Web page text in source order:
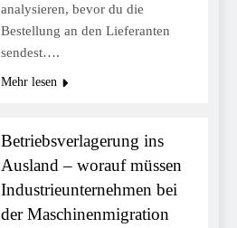
analysieren, bevor du die
Bestellung an den Lieferanten
sendest….
Mehr lesen
Betriebsverlagerung ins
Ausland – worauf müssen
Industrieunternehmen bei
der Maschinenmigration